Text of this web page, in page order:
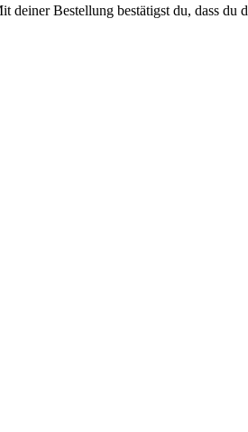
Bestellung bestätigst du, dass du